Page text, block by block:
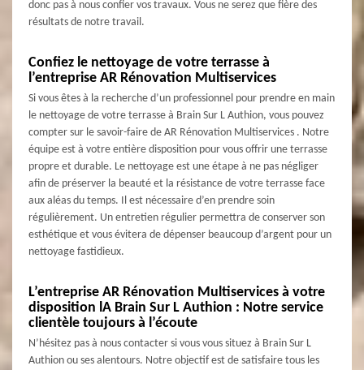
donc pas à nous confier vos travaux. Vous ne serez que fière des
résultats de notre travail.
Confiez le nettoyage de votre terrasse à
l’entreprise AR Rénovation Multiservices
Si vous êtes à la recherche d’un professionnel pour prendre en main
le nettoyage de votre terrasse à Brain Sur L Authion, vous pouvez
compter sur le savoir-faire de AR Rénovation Multiservices . Notre
équipe est à votre entière disposition pour vous offrir une terrasse
propre et durable. Le nettoyage est une étape à ne pas négliger
afin de préserver la beauté et la résistance de votre terrasse face
aux aléas du temps. Il est nécessaire d’en prendre soin
régulièrement. Un entretien régulier permettra de conserver son
esthétique et vous évitera de dépenser beaucoup d’argent pour un
nettoyage fastidieux.
L’entreprise AR Rénovation Multiservices à votre
disposition lA Brain Sur L Authion : Notre service
clientèle toujours à l’écoute
N’hésitez pas à nous contacter si vous vous situez à Brain Sur L
Authion ou ses alentours. Notre objectif est de satisfaire tous les